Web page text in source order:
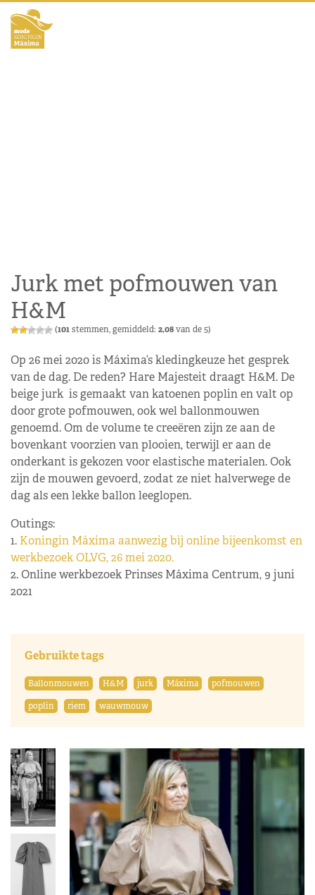
Jurk met pofmouwen van
H&M
(101stemmen, gemiddeld: 2,08van de 5)
Op 26 mei 2020 is Máxima’s kledingkeuze het gesprek
van de dag. De reden? Hare Majesteit draagt H&M. De
beige jurk is gemaakt van katoenen poplin en valt op
door grote pofmouwen, ook wel ballonmouwen
genoemd. Om de volume te creeëren zijn ze aan de
bovenkant voorzien van plooien, terwijl er aan de
onderkant is gekozen voor elastische materialen. Ook
zijn de mouwen gevoerd, zodat ze niet halverwege de
dag als een lekke ballon leeglopen.
Outings:
1. Koningin Máxima aanwezig bij online bijeenkomst en
werkbezoek OLVG, 26 mei 2020.
2. Online werkbezoek Prinses Máxima Centrum, 9 juni
2021
Gebruikte tags
Ballonmouwen H&M jurk Máxima
pofmouwen
poplin
riem wauwmouw